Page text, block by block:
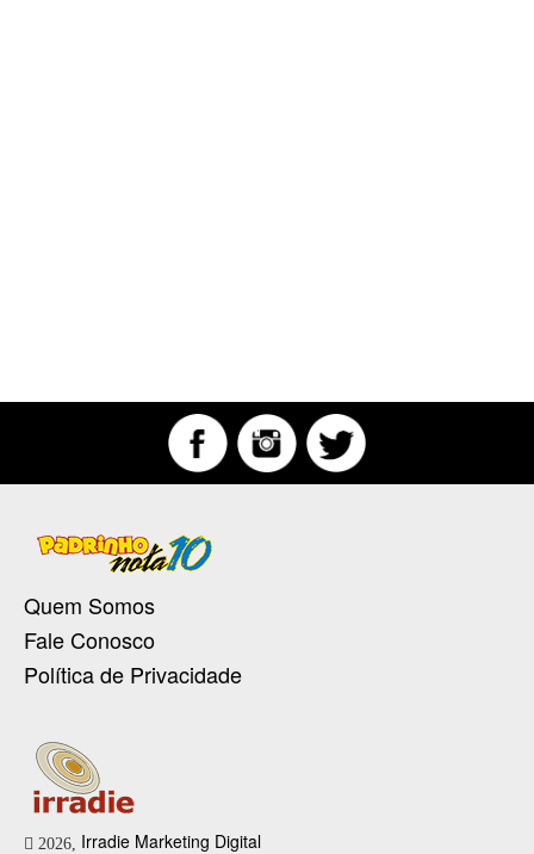
Quem Somos
Fale Conosco
Política de Privacidade
2026, Irradie Marketing Digital